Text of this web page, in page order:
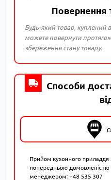
Повернення
Будь-який товар, куплений
можете повернути
збереження стану товару.
Способи
Прийом кухонного приладдя
попередньою домовленістю
менеджером: +48 535 307